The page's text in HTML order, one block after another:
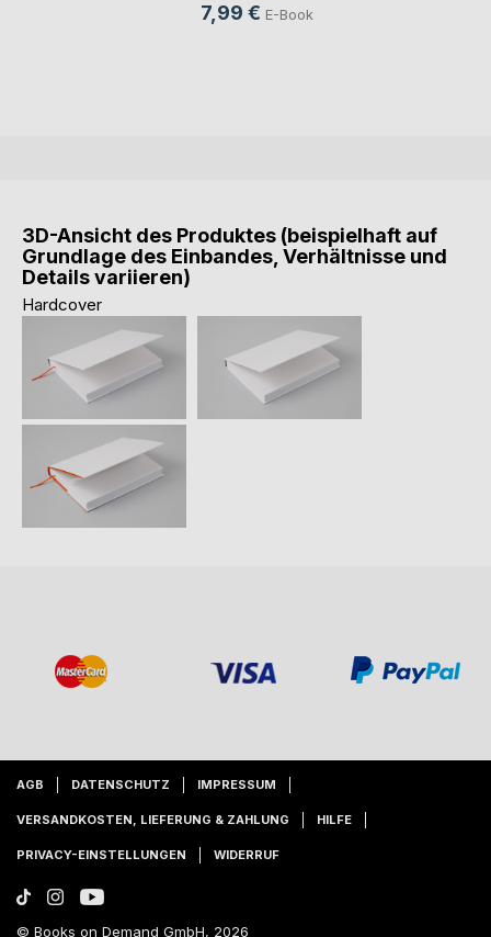
7,99 € E-Book
3D-Ansicht des Produktes (beispielhaft auf
Grundlage des Einbandes, Verhältnisse und
Details variieren)
Hardcover
AGB DATENSCHUTZ IMPRESSUM
VERSANDKOSTEN, LIEFERUNG & ZAHLUNG HILFE
PRIVACY-EINSTELLUNGEN WIDERRUF
© Books on Demand GmbH, 2026